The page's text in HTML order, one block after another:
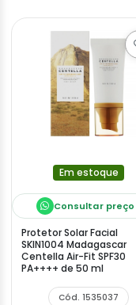
Em estoque
Consultar preço
Protetor Solar Facial
SKIN1004 Madagascar
Centella Air-Fit SPF30
PA++++ de 50 ml
Cód. 1535037